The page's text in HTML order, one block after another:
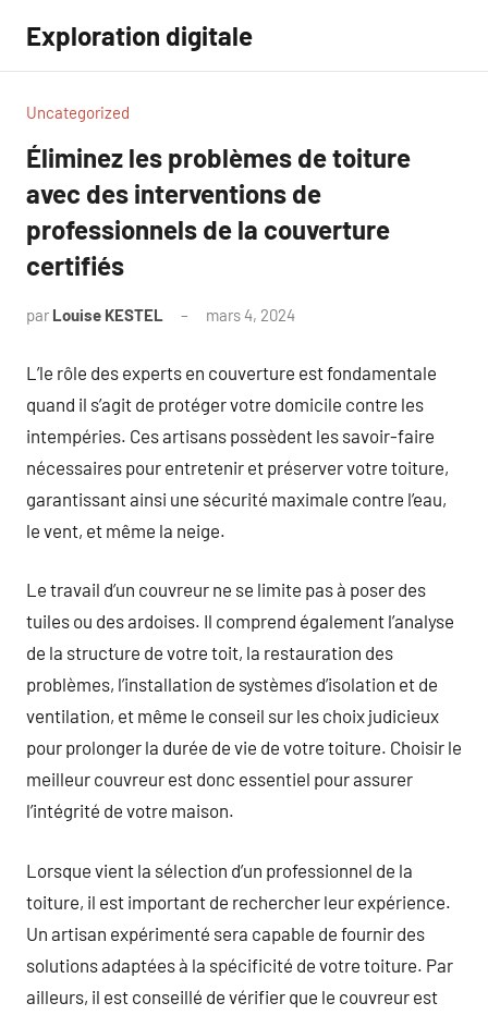
contenu
Exploration digitale
Uncategorized
Éliminez les problèmes de toiture
avec des interventions de
professionnels de la couverture
certifiés
par Louise KESTEL mars 4, 2024
L’le rôle des experts en couverture est fondamentale
quand il s’agit de protéger votre domicile contre les
intempéries. Ces artisans possèdent les savoir-faire
nécessaires pour entretenir et préserver votre toiture,
garantissant ainsi une sécurité maximale contre l’eau,
le vent, et même la neige.
Le travail d’un couvreur ne se limite pas à poser des
tuiles ou des ardoises. Il comprend également l’analyse
de la structure de votre toit, la restauration des
problèmes, l’installation de systèmes d’isolation et de
ventilation, et même le conseil sur les choix judicieux
pour prolonger la durée de vie de votre toiture. Choisir le
meilleur couvreur est donc essentiel pour assurer
l’intégrité de votre maison.
Lorsque vient la sélection d’un professionnel de la
toiture, il est important de rechercher leur expérience.
Un artisan expérimenté sera capable de fournir des
solutions adaptées à la spécificité de votre toiture. Par
ailleurs, il est conseillé de vérifier que le couvreur est